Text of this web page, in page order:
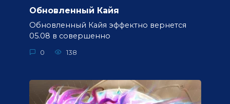
Обновленный Кайя
Обновленный Кайя эффектно вернется
05.08 в совершенно
0 138